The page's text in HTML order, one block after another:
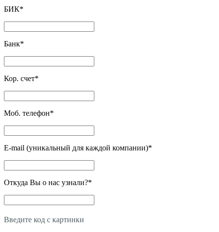
БИК*
Банк*
Кор. счет*
Моб. телефон*
E-mail (уникальный для каждой компании)*
Откуда Вы о нас узнали?*
Введите код с картинки